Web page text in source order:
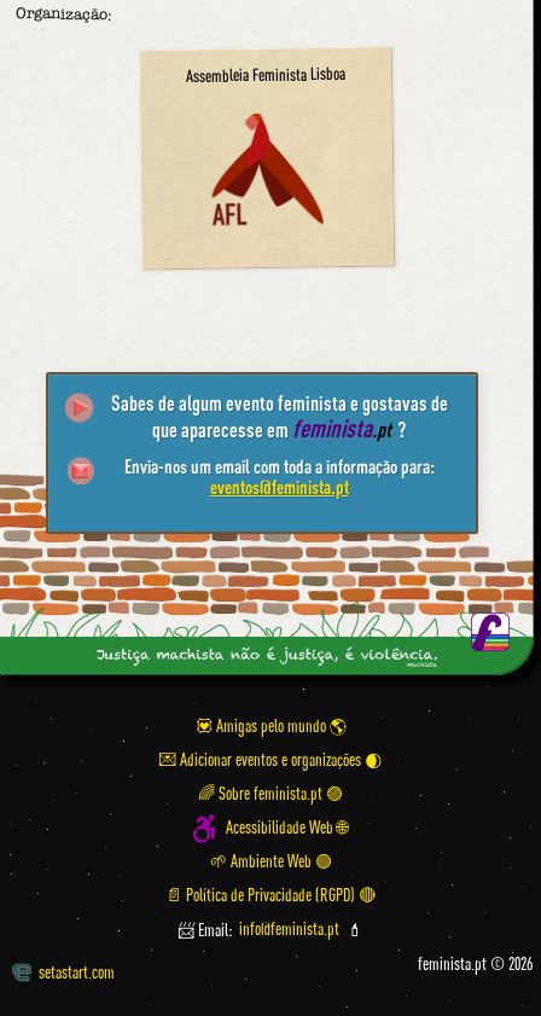
Organização:
Assembleia Feminista Lisboa
Sabes de algum evento feminista e gostavas de
que aparecesse em feminista.pt ?
Envia-nos um email com toda a informação para:
eventos@feminista.pt
💟 Amigas pelo mundo
💌 Adicionar eventos e organizações
🌈 Sobre feminista.pt 🟣
Acessibilidade Web 🌐
🌱 Ambiente Web 🟢
📄 Política de Privacidade (RGPD) 🔴
📨 Email: info@feminista.pt 💄
setastart.com feminista.pt © 2026